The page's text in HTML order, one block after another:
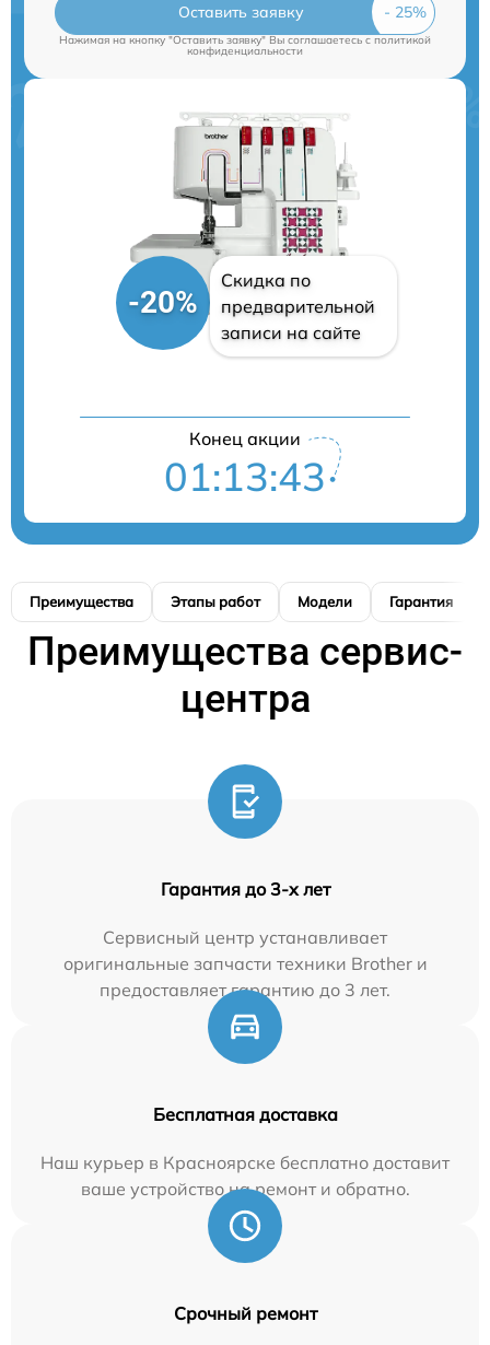
Оставить заявку
Нажимая на кнопку "Оставить заявку" Вы соглашаетесь cполитикой
конфиденциальности
-20%
Скидка по
предварительной
записи на сайте
Конец акции
01:13:42
Преимущества Этапы работ Модели Гарантия
Преимущества сервис-
центра
Гарантия до 3-х лет
Сервисный центр устанавливает
оригинальные запчасти техники Brother и
предоставляет гарантию до 3 лет.
Бесплатная доставка
Наш курьер в Красноярске бесплатно доставит
ваше устройство на ремонт и обратно.
Срочный ремонт